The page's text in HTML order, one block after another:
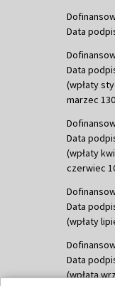
Data
Data
(wpłaty
marzec
Data
(wpłaty
czerwiec
Data
(wpłaty
Data
(wpłata